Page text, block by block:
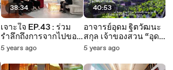
38:34
เจาะใจ EP.43 : ร่วม
รำลึกถึงการจากไปของ
"อ๊อด คีรีบูน" กับภรรยา-
[20 พ.ย. 64]
5 years ago
40:53
อาจารย์อุดม ฐิตวัฒนะ
สกุล เจ้าของสวน “อุดม
ดาร์เด้น” |
64]
5 years ago